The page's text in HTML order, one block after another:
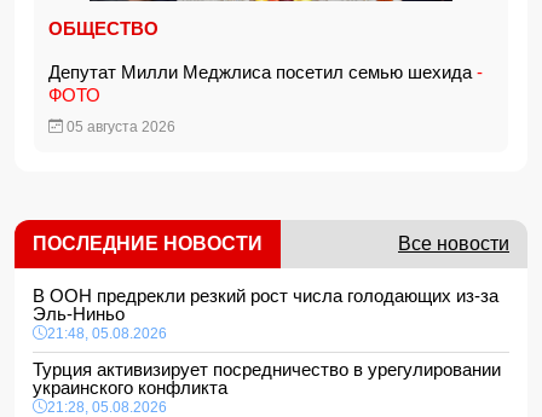
ОБЩЕСТВО
Депутат Милли Меджлиса посетил семью шехида -
ФОТО
05 августа 2026
ПОСЛЕДНИЕ НОВОСТИ Все новости
В ООН предрекли резкий рост числа голодающих из-за
Эль-Ниньо
21:48, 05.08.2026
Турция активизирует посредничество в урегулировании
украинского конфликта
21:28, 05.08.2026